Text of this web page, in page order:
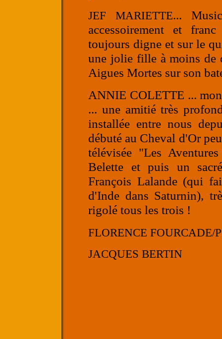
JEF MARIETTE...
accessoirement et
toujours digne et sur le
une jolie fille à moins de
Aigues Mortes sur son
ANNIE COLETTE ...
... une amitié très
installée entre nous
débuté au Cheval d'Or
télévisée "Les
Belette et puis un
François Lalande (qui
d'Inde dans Saturnin),
rigolé tous les trois !
FLORENCE FOURCADE/
JACQUES BERTIN